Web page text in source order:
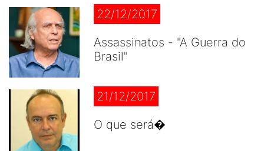
22/12/2017
Assassinatos - "A Guerra do
Brasil"
21/12/2017
O que será�